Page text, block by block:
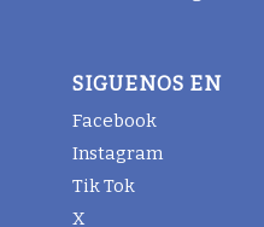
SIGUENOS EN
Facebook
Instagram
Tik Tok
X